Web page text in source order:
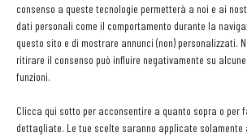
consenso a queste tecnologie permetterà a noi e ai
dati personali come il comportamento durante la
questo sito e di mostrare annunci (non) personalizzati.
ritirare il consenso può influire negativamente su
funzioni.
Clicca qui sotto per acconsentire a quanto sopra o per
dettagliate. Le tue scelte saranno applicate solamente
EDICOLA WEB